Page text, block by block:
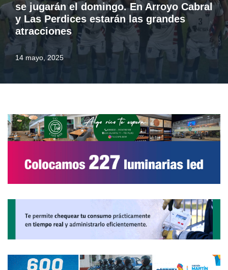
se jugarán el domingo. En Arroyo Cabral
y Las Perdices estarán las grandes
atracciones
14 mayo, 2025